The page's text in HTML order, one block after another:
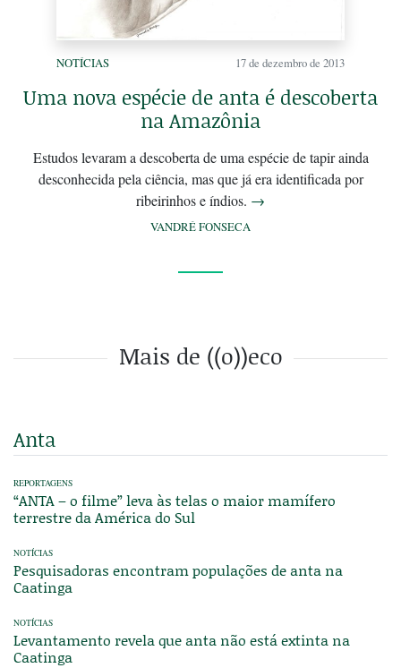
NOTÍCIAS 17 de dezembro de 2013
Uma nova espécie de anta é descoberta
na Amazônia
Estudos levaram a descoberta de uma espécie de tapir ainda
desconhecida pela ciência, mas que já era identificada por
ribeirinhos e índios. →
VANDRÉ FONSECA
Mais de ((o))eco
Anta
REPORTAGENS
“ANTA – o filme” leva às telas o maior mamífero
terrestre da América do Sul
NOTÍCIAS
Pesquisadoras encontram populações de anta na
Caatinga
NOTÍCIAS
Levantamento revela que anta não está extinta na
Caatinga